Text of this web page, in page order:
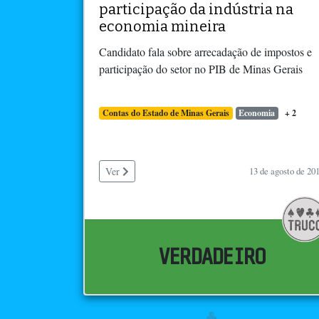
participação da indústria na
economia mineira
Candidato fala sobre arrecadação de impostos e
participação do setor no PIB de Minas Gerais
Contas do Estado de Minas Gerais Economia + 2
Ver 13 de agosto de
VERDADEIRO